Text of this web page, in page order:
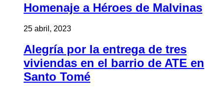
Homenaje a Héroes de Malvinas
25 abril, 2023
Alegría por la entrega de tres
viviendas en el barrio de ATE en
Santo Tomé